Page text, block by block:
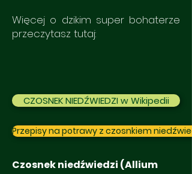
Więcej o dzikim super bohaterze
przeczytasz tutaj:
CZOSNEK NIEDŹWIEDZI w Wikipedii
Przepisy na potrawy z czosnkiem
Czosnek niedźwiedzi (Allium